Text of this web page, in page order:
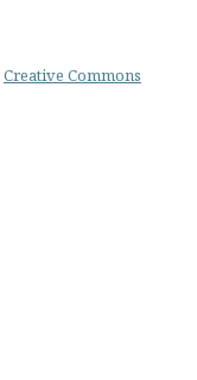
Creative Commons